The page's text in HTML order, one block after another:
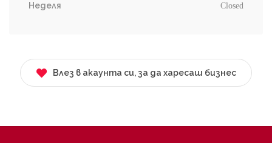
Неделя Closed
Влез в акаунта си, за да харесаш бизнес